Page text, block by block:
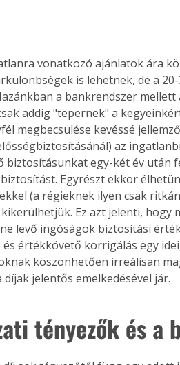
Old
új,
egyedi
vagy
is
Bárhol,
élve
az
A
könyvek tetszőleges
párosítással
áron, 0 Ft postaköltséggel
megrendelhetők!
vonatkozó ajánlatok ára
is lehetnek, de a
a bankrendszer
addig "tepernek" a
megbecsülése kevéssé
az
biztosításunkat egy-két év
Egyrészt ekkor
(a régieknek ilyen csak
Ez azt jelenti, hogy
levő ingóságok biztosítási
és értékkövető korrigálás egy
köszönhetően irreálisan
díjak jelentős emelkedésével jár.
tényezők és a